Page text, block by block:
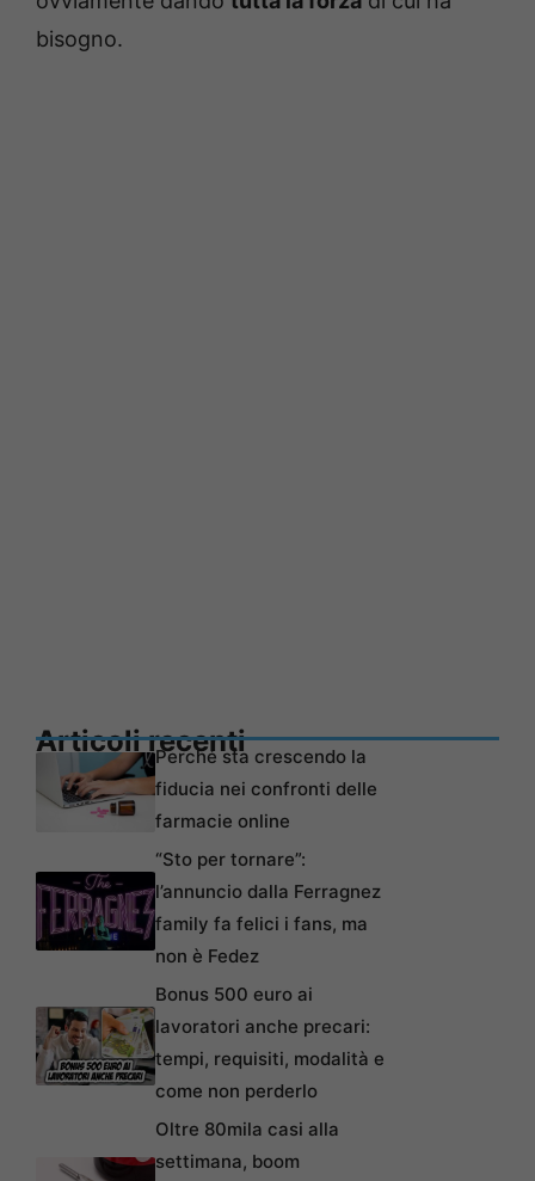
bisogno.
Articoli recentiPerché sta crescendo la
fiducia nei confronti delle
farmacie online
“Sto per tornare”:
l’annuncio dalla Ferragnez
family fa felici i fans, ma
non è Fedez
Bonus 500 euro ai
lavoratori anche precari:
tempi, requisiti, modalità e
come non perderlo
Oltre 80mila casi alla
settimana, boom